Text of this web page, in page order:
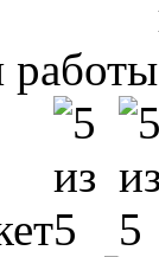
работы